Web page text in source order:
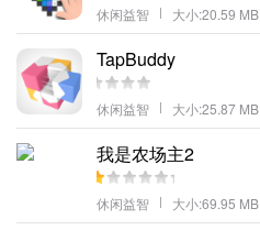
休闲益智 大小:20.59 MB
TapBuddy
休闲益智 大小:25.87 MB
我是农场主2
休闲益智 大小:69.95 MB